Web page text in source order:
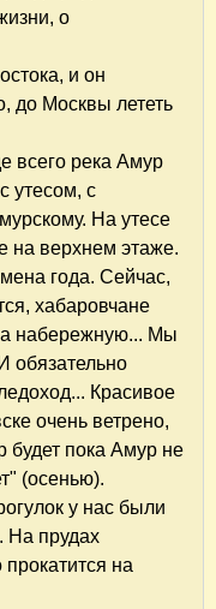
о
и он
до Москвы лететь
всего река Амур
утесом, с
На утесе
на верхнем этаже.
года. Сейчас,
хабаровчане
набережную... Мы
обязательно
Красивое
очень ветрено,
будет пока Амур не
(осенью).
у нас были
На прудах
на